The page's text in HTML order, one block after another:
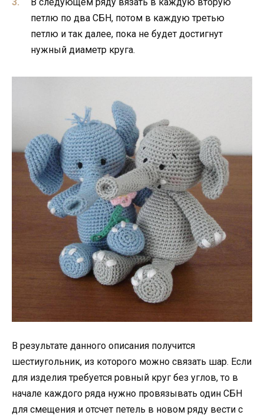
петлю по два СБН, потом в каждую третью
петлю и так далее, пока не будет достигнут
нужный диаметр круга.
В результате данного описания получится
шестиугольник, из которого можно связать шар. Если
для изделия требуется ровный круг без углов, то в
начале каждого ряда нужно провязывать один СБН
для смещения и отсчет петель в новом ряду вести с